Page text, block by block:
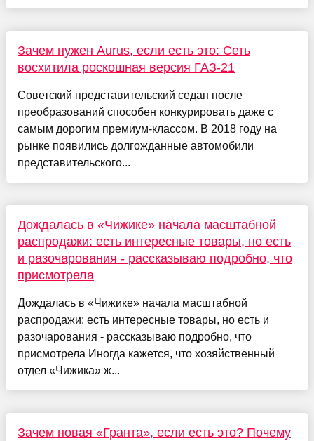
Зачем нужен Aurus, если есть это: Сеть
восхитила роскошная версия ГАЗ-21
Советский представительский седан после
преобразований способен конкурировать даже с
самым дорогим премиум-классом. В 2018 году на
рынке появились долгожданные автомобили
представительского...
Дождалась в «Чижике» начала масштабной
распродажи: есть интересные товары, но есть
и разочарования - рассказываю подробно, что
присмотрела
Дождалась в «Чижике» начала масштабной
распродажи: есть интересные товары, но есть и
разочарования - рассказываю подробно, что
присмотрела Иногда кажется, что хозяйственный
отдел «Чижика» ж...
Зачем новая «Гранта», если есть это? Почему